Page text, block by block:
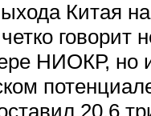
Китая
говорит
НИОКР, но
20,6